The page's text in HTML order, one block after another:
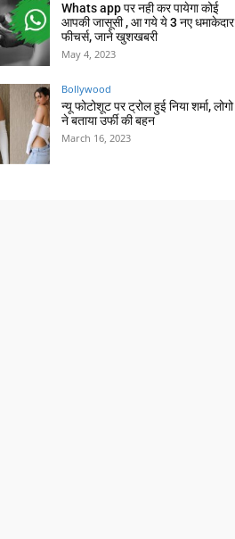
Whats app पर नही कर पायेगा कोई
आपकी जासूसी , आ गये ये 3 नए धमाकेदार
फीचर्स, जाने खुशखबरी
May 4, 2023
Bollywood
न्यू फोटोशूट पर ट्रोल हुई निया शर्मा, लोगो
ने बताया उर्फी की बहन
March 16, 2023